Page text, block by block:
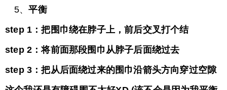
5、平衡
step 1：把围巾绕在脖子上，前后交叉打个结
step 2：将前面那段围巾从脖子后面绕过去
step 3：把从后面绕过来的围巾沿箭头方向穿过空隙